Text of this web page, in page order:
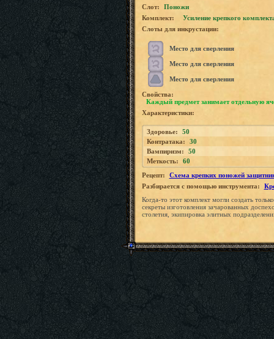
Слот:
Поножи
Комплект:
Усиление крепкого
Слоты для инкрустации:
Место для сверления
Место для сверления
Место для сверления
Свойства:
Каждый предмет занимает отдельную
Характеристики:
Здоровье:
50
Контратака:
30
Вампиризм:
50
Меткость:
60
Рецепт:
Схема крепких поножей
Разбирается с помощью инструмента:
Когда-то этот комплект могли создать
секреты изготовления зачарованных
столетия, экипировка элитных